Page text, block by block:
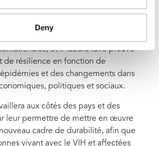
Deny
actif des personnes vivant
populations clés et vulnérables. Des
et il faudra faire preuve
de résilience en fonction de
et des changements dans
politiques et sociaux.
aux côtés des pays et des
leur permettre de mettre en œuvre
cadre de durabilité, afin que
vivant avec le VIH et affectées